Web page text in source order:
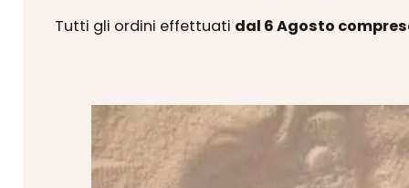
Tutti gli ordini effettuati dal 6 Agosto